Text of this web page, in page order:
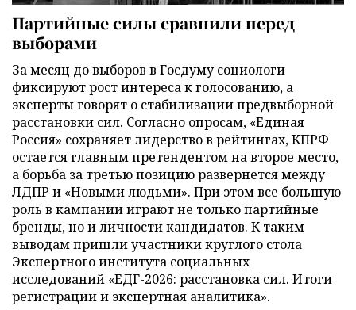
Партийные силы сравнили перед
выборами
За месяц до выборов в Госдуму социологи
фиксируют рост интереса к голосованию, а
эксперты говорят о стабилизации предвыборной
расстановки сил. Согласно опросам, «Единая
Россия» сохраняет лидерство в рейтингах, КПРФ
остается главным претендентом на второе место,
а борьба за третью позицию развернется между
ЛДПР и «Новыми людьми». При этом все большую
роль в кампании играют не только партийные
бренды, но и личности кандидатов. К таким
выводам пришли участники круглого стола
Экспертного института социальных
исследований «ЕДГ-2026: расстановка сил. Итоги
регистрации и экспертная аналитика».